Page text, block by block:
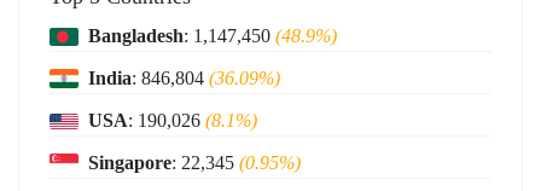
Bangladesh: 1,147,450(48.9%)
India: 846,804(36.09%)
USA: 190,026(8.1%)
Singapore: 22,345(0.95%)